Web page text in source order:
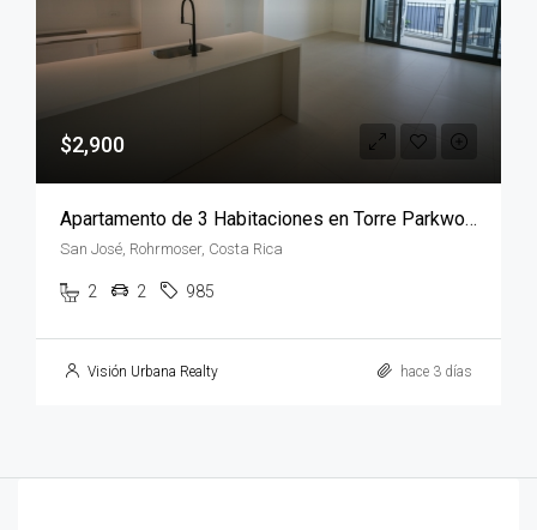
$2,900
Apartamento de 3 Habitaciones en Torre Parkwood Nunciatura
San José, Rohrmoser, Costa Rica
2 2 985
Visión Urbana Realty hace 3 días